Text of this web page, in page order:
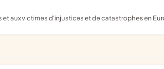
et aux victimes d'injustices et de catastrophes en